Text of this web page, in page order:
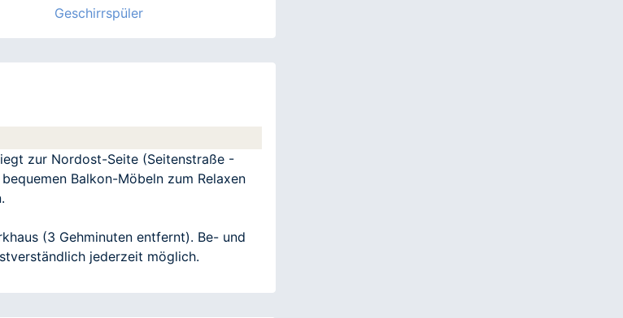
Geschirrspüler
zur Nordost-Seite (Seitenstraße -
Balkon-Möbeln zum Relaxen
(3 Gehminuten entfernt). Be- und
jederzeit möglich.